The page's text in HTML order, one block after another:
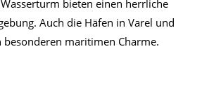
bieten einen herrliche
Auch die Häfen in Varel und
besonderen maritimen Charme.